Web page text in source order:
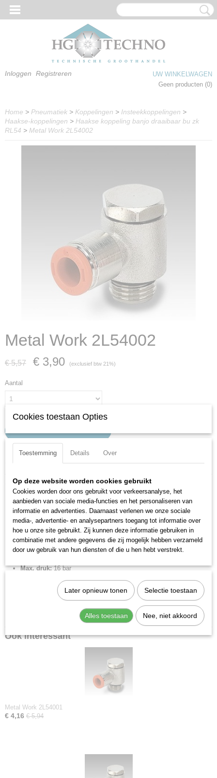
Inloggen Registreren
UW WINKELWAGEN
Geen producten (0)
Home > Pneumatiek > Koppelingen > Insteekkoppelingen >
Haakse-koppelingen > Haakse koppeling banjo draaibaar bu zk
RL54 > Metal Work 2L54002
Metal Work 2L54002
€ 5,57 € 3,90 (exclusief btw 21%)
Aantal
Specificaties
Productcode
2L54002
EAN code
8024986211597
Productcode leverancier
2L54002
Netto gewicht
0,02 Kg
Omschrijving
RL54 enkele banjo 4x1/8.
Insteekkoppeling metrisch, knie draaibaar.
Merk:Metal Work
Max. druk:16 bar
-0.99 bar
80 °C
Ook interessant
Metal Work 2L54001
€ 4,16 € 5,94
Cookies toestaan Opties
Toestemming Details Over
Op deze website worden cookies gebruikt
Cookies worden door ons gebruikt voor verkeersanalyse, het
aanbieden van sociale media-functies en het personaliseren van
informatie en advertenties. Daarnaast verlenen we onze sociale
media-, advertentie- en analysepartners toegang tot informatie over
hoe u onze site gebruikt. Zij kunnen deze informatie gebruiken in
combinatie met andere gegevens die zij mogelijk hebben verzameld
door uw gebruik van hun diensten of die u hen hebt verstrekt.
Later opnieuw tonen Selectie toestaan
Alles toestaan Nee, niet akkoord